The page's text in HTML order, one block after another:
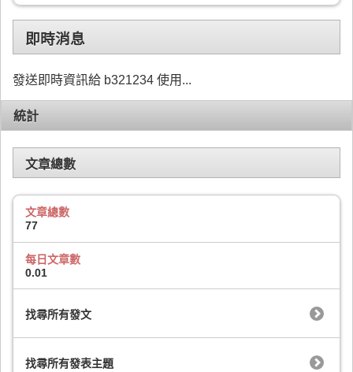
即時消息
發送即時資訊給 b321234 使用...
統計
文章總數
文章總數
77
每日文章數
0.01
找尋所有發文
找尋所有發表主題